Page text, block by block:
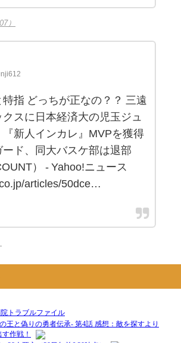
）
指 どっちが正なの？？ 三遠
スに日本経済大の児玉ジュ
『新人インカレ』MVPを獲得
ード、同大バスケ部は退部
） - Yahoo!ニュース
articles/50dce…